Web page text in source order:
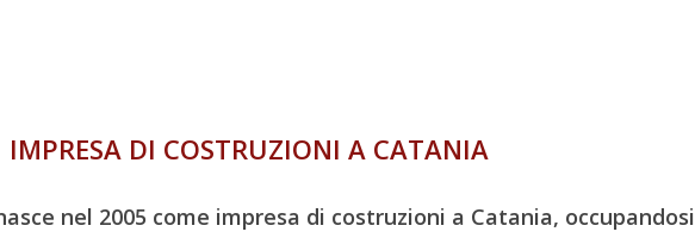
IMPRESA DI COSTRUZIONI A CATANIA
nel 2005 come impresa di costruzioni a Catania, occupandosi